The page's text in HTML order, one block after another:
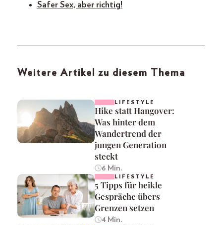
Safer Sex, aber richtig!
Weitere Artikel zu diesem Thema
LIFESTYLE
Hike statt Hangover:
Was hinter dem
Wandertrend der
jungen Generation
steckt
6 Min.
LIFESTYLE
5 Tipps für heikle
Gespräche übers
Grenzen setzen
4 Min.